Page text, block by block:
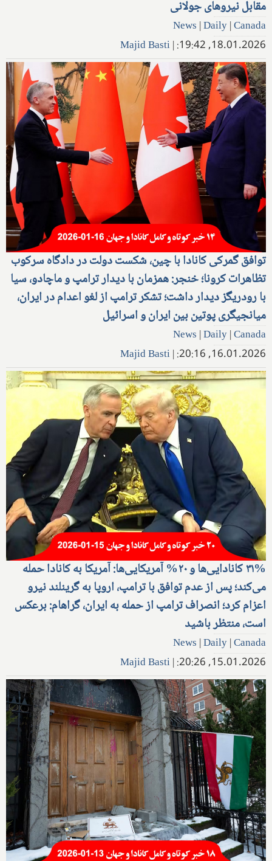
مقابل نیروهای جولانی
News |Daily|Canada
18.01.2026, 19:42:
|
Majid Basti
توافق گمرکی کانادا با چین، شکست دولت در دادگاه سرکوب
تظاهرات کرونا؛ خنجر: همزمان با دیدار ترامپ و ماچادو، سیا
با رودریگز دیدار داشت؛ تشکر ترامپ از لغو اعدام در ایران،
میانجیگری پوتین بین ایران و اسرائیل
News |Daily|Canada
16.01.2026, 20:16:
|
Majid Basti
۳۱% کانادایی‌ها و ۲۰% آمریکایی‌ها: آمریکا به کانادا حمله
می‌کند؛ پس از عدم توافق با ترامپ، اروپا به گرینلند نیرو
اعزام کرد؛ انصراف ترامپ از حمله به ایران، گراهام: برعکس
است، منتظر باشید
News |Daily|Canada
15.01.2026, 20:26:
|
Majid Basti